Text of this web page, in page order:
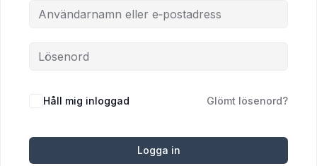
Håll mig inloggad Glömt lösenord?
Logga in